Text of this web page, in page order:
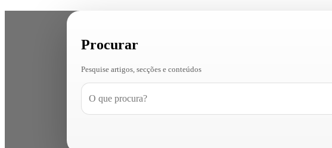
Procurar
Pesquise artigos, secções e conteúdos